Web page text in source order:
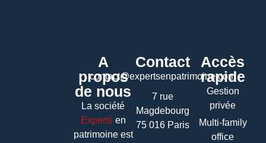
A
propos
de nous
La société
Expertsen
patrimoine est
Contact
contact@expertsenpatrimoine.com
7 rue
Magdebourg
75 016 Paris
Accès
rapide
Gestion
privée
Multi-family
office